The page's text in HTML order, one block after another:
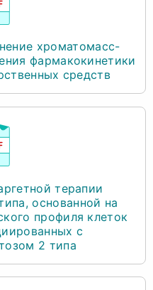
хроматомасс-
фармакокинетики
средств
терапии
основанной на
профиля клеток
с
2 типа